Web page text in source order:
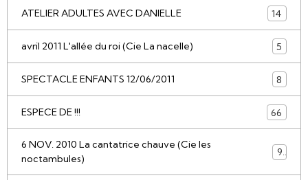
ATELIER ADULTES AVEC DANIELLE 14
avril 2011 L'allée du roi (Cie La nacelle) 5
SPECTACLE ENFANTS 12/06/2011 8
ESPECE DE !!! 66
6 NOV. 2010 La cantatrice chauve (Cie les
noctambules)
9